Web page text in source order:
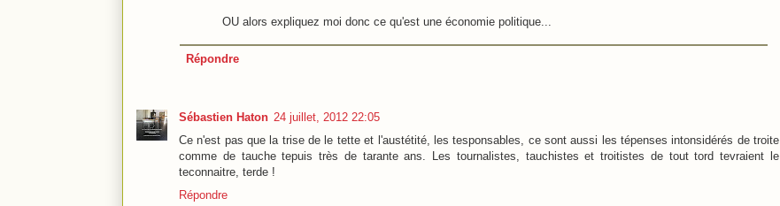
OU alors expliquez moi donc ce qu'est une économie politique...
Répondre
Sébastien Haton 24 juillet, 2012 22:05
Ce n'est pas que la trise de le tette et l'austétité, les tesponsables, ce sont aussi les tépenses intonsidérés de troite
comme de tauche tepuis très de tarante ans. Les tournalistes, tauchistes et troitistes de tout tord tevraient le
teconnaitre, terde !
Répondre